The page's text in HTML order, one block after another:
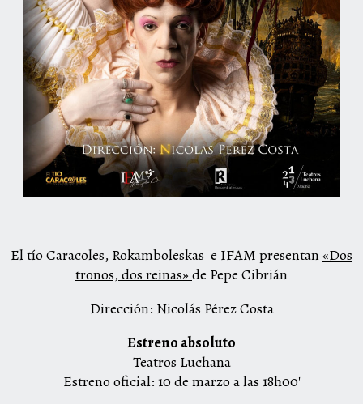
El tío Caracoles, Rokamboleskas e IFAM presentan«Dos
tronos, dos reinas» de Pepe Cibrián
Dirección: Nicolás Pérez Costa
Estreno absoluto
Teatros Luchana
Estreno oficial: 10 de marzo a las 18h00′